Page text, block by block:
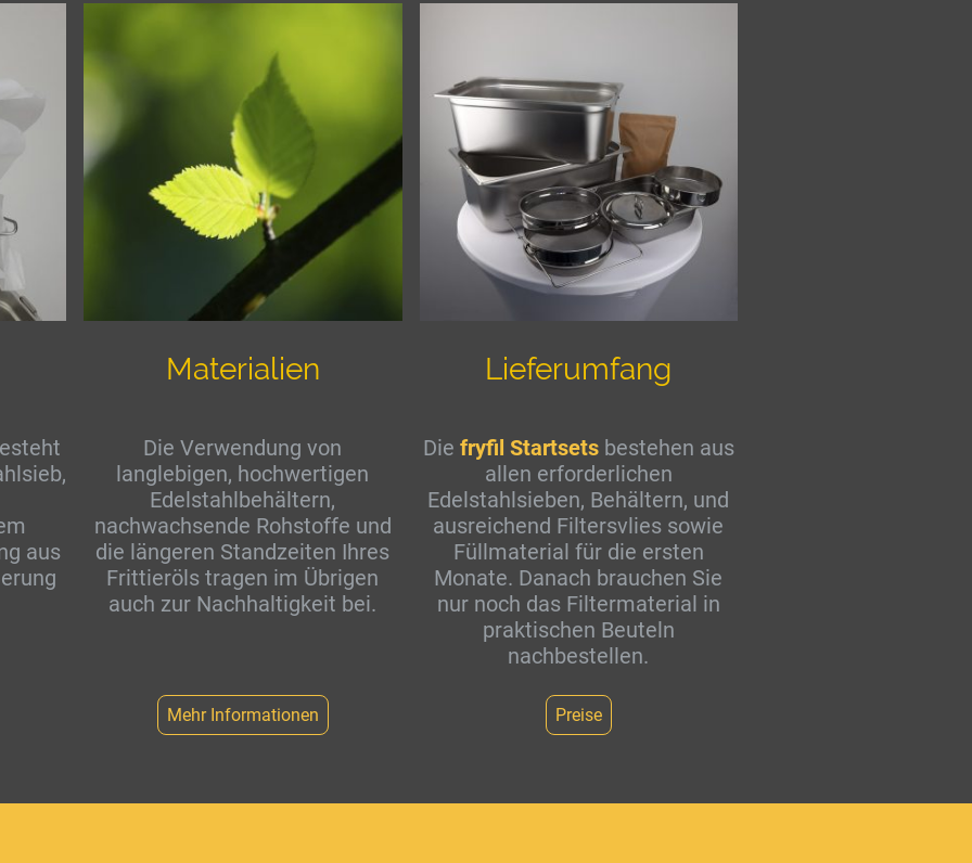
aus
Materialien
Die Verwendung von
langlebigen, hochwertigen
Edelstahlbehältern,
nachwachsende Rohstoffe und
die längeren Standzeiten Ihres
Frittieröls tragen im Übrigen
auch zur Nachhaltigkeit bei.
Mehr Informationen
Lieferumfang
Die fryfil Startsetsbestehen aus
allen erforderlichen
Edelstahlsieben, Behältern, und
ausreichend Filtersvlies sowie
Füllmaterial für die ersten
Monate. Danach brauchen Sie
nur noch das Filtermaterial in
praktischen Beuteln
nachbestellen.
Preise